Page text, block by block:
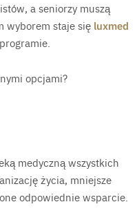
a seniorzy muszą
wyborem staje się luxmed
opcjami?
medyczną wszystkich
życia, mniejsze
odpowiednie wsparcie.